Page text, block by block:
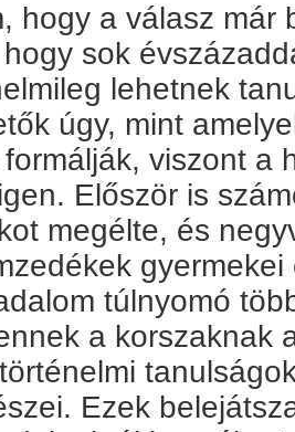
hogy a válasz már
sok
lehetnek
úgy, mint
viszont a
Először is
megélte, és
túlnyomó
a korszaknak
Ezek